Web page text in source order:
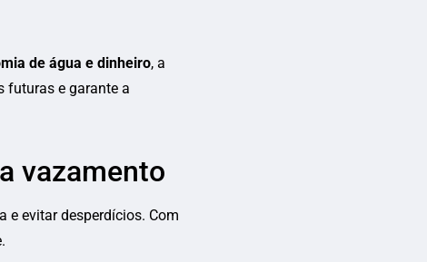
de água e dinheiro, a
futuras e garante a
vazamento
e evitar desperdícios. Com